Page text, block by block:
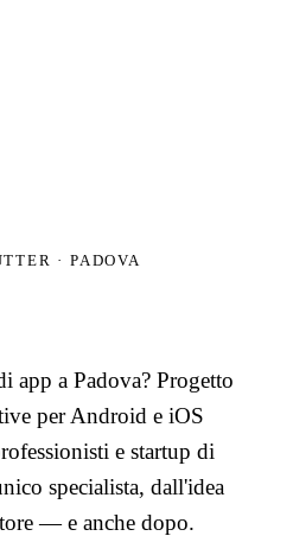
· PADOVA
app a Padova? Progetto
per Android e iOS
e startup di
specialista, dall'idea
— e anche dopo.